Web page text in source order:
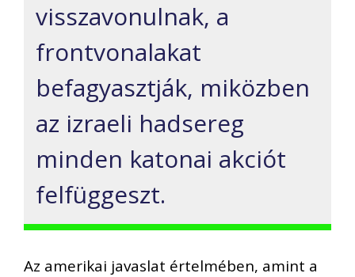
visszavonulnak, a
frontvonalakat
befagyasztják, miközben
az izraeli hadsereg
minden katonai akciót
felfüggeszt.
Az amerikai javaslat értelmében, amint a